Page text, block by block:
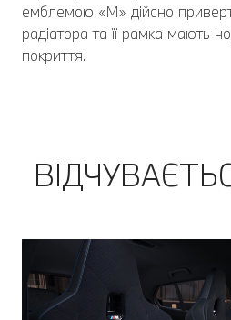
емблемою «M» дійсно
радіатора та її рамка мають
покриття.